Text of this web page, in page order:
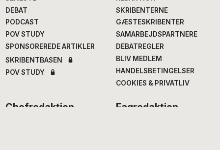
DEBAT
PODCAST
POV STUDY
SPONSOREREDE ARTIKLER
SKRIBENTBASEN
POV STUDY
SKRIBENTERNE
GÆSTESKRIBENTER
SAMARBEJDSPARTNERE
DEBATREGLER
BLIV MEDLEM
HANDELSBETINGELSER
COOKIES & PRIVATLIV
Chefredaktion Fagredaktion